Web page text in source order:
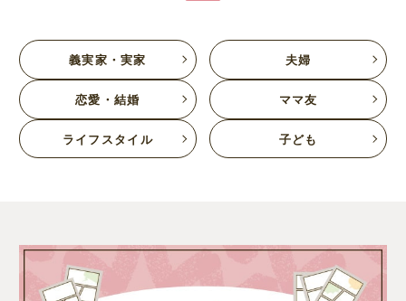
義実家・実家 夫婦
恋愛・結婚 ママ友
ライフスタイル 子ども